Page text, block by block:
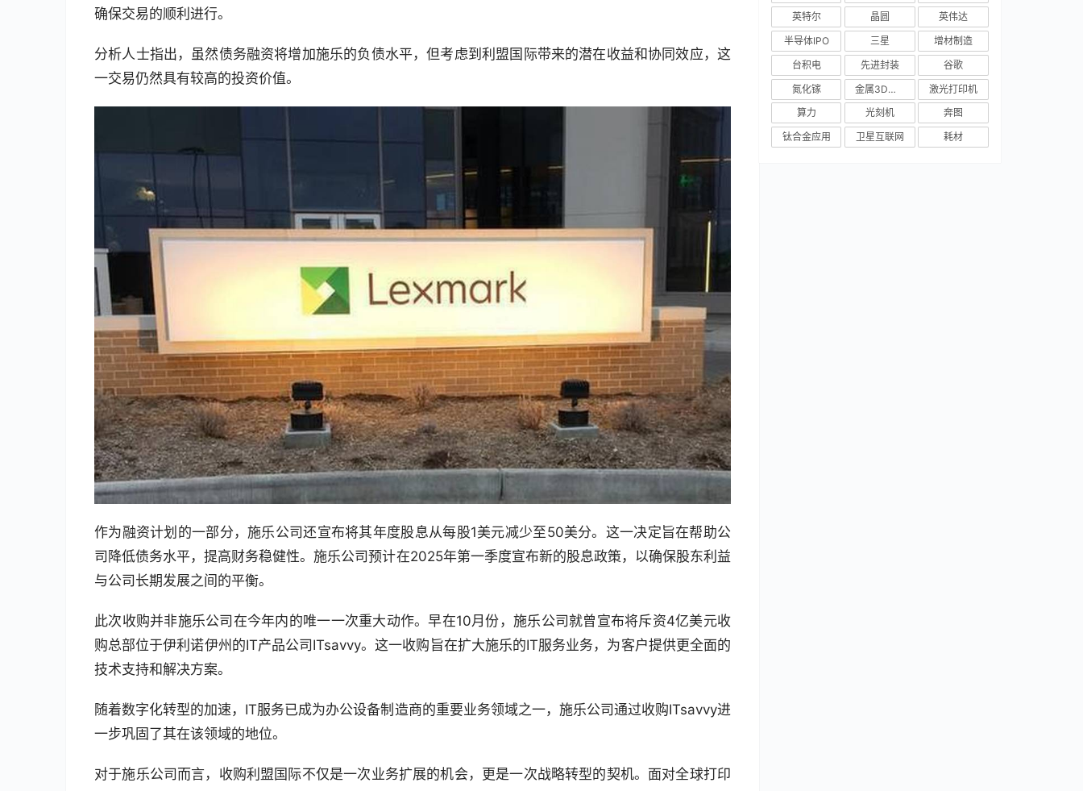
确保交易的顺利进行。
分析人士指出，虽然债务融资将增加施乐的负债水平，但考虑到利盟国际带来的潜在收益和协同效应，这
一交易仍然具有较高的投资价值。
作为融资计划的一部分，施乐公司还宣布将其年度股息从每股1美元减少至50美分。这一决定旨在帮助公
司降低债务水平，提高财务稳健性。施乐公司预计在2025年第一季度宣布新的股息政策，以确保股东利益
与公司长期发展之间的平衡。
此次收购并非施乐公司在今年内的唯一一次重大动作。早在10月份，施乐公司就曾宣布将斥资4亿美元收
购总部位于伊利诺伊州的IT产品公司ITsavvy。这一收购旨在扩大施乐的IT服务业务，为客户提供更全面的
技术支持和解决方案。
随着数字化转型的加速，IT服务已成为办公设备制造商的重要业务领域之一，施乐公司通过收购ITsavvy进
一步巩固了其在该领域的地位。
对于施乐公司而言，收购利盟国际不仅是一次业务扩展的机会，更是一次战略转型的契机。面对全球打印
英特尔
晶圆
英伟达
半导体IPO
三星
增材制造
台积电
先进封装
谷歌
氮化镓
金属3D打印
激光打印机
算力
光刻机
奔图
钛合金应用
卫星互联网 耗材